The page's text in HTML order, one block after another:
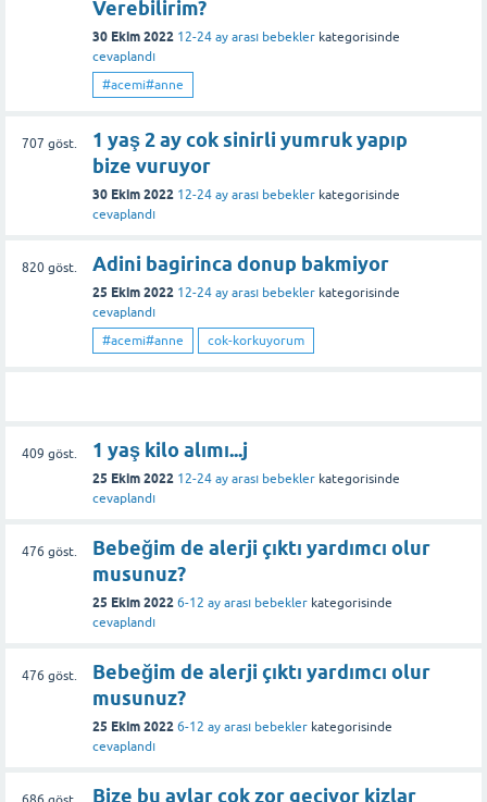
Verebilirim?
30 Ekim 2022 12-24 ay arası bebekler kategorisinde
cevaplandı
#acemi#anne
707 göst.
1 yaş 2 ay cok sinirli yumruk yapıp
bize vuruyor
30 Ekim 2022 12-24 ay arası bebekler kategorisinde
cevaplandı
820göst. Adini bagirinca donup bakmiyor
25 Ekim 2022 12-24 ay arası bebekler kategorisinde
cevaplandı
#acemi#anne
cok-korkuyorum
409 göst. 1 yaş kilo alımı...j
25 Ekim 2022 12-24 ay arası bebekler kategorisinde
cevaplandı
476 göst.
Bebeğim de alerji çıktı yardımcı olur
musunuz?
25 Ekim 2022 6-12 ay arası bebekler kategorisinde
cevaplandı
476 göst.
Bebeğim de alerji çıktı yardımcı olur
musunuz?
25 Ekim 2022 6-12 ay arası bebekler kategorisinde
cevaplandı
Bize bu aylar cok zor geciyor kizlar